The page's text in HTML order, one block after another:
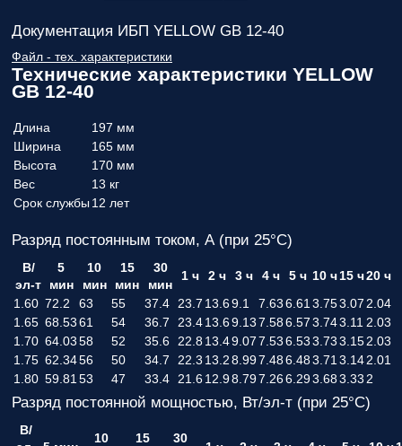
Документация ИБП YELLOW GB 12-40
Файл - тех. характеристики
Технические характеристики YELLOW
GB 12-40
Длина
197 мм
Ширина
165 мм
Высота
170 мм
Вес
13 кг
Срок службы 12 лет
Разряд постоянным током, А (при 25°С)
В/
эл-т
5
мин
10
мин
15
мин
30
мин
1 ч 2 ч 3 ч 4 ч 5 ч 10 ч15 ч20 ч
1.60 72.2 63 55 37.4 23.7 13.69.1 7.636.61 3.753.07 2.04
1.65 68.5361 54 36.7 23.413.69.137.586.573.743.11 2.03
1.70 64.0358 52 35.6 22.8 13.49.077.536.533.733.152.03
1.75 62.3456 50 34.7 22.3 13.28.997.486.483.71 3.142.01
1.80 59.81 53 47 33.4 21.612.98.797.266.293.683.33 2
Разряд постоянной мощностью, Вт/эл-т (при 25°С)
В/
10
15
30